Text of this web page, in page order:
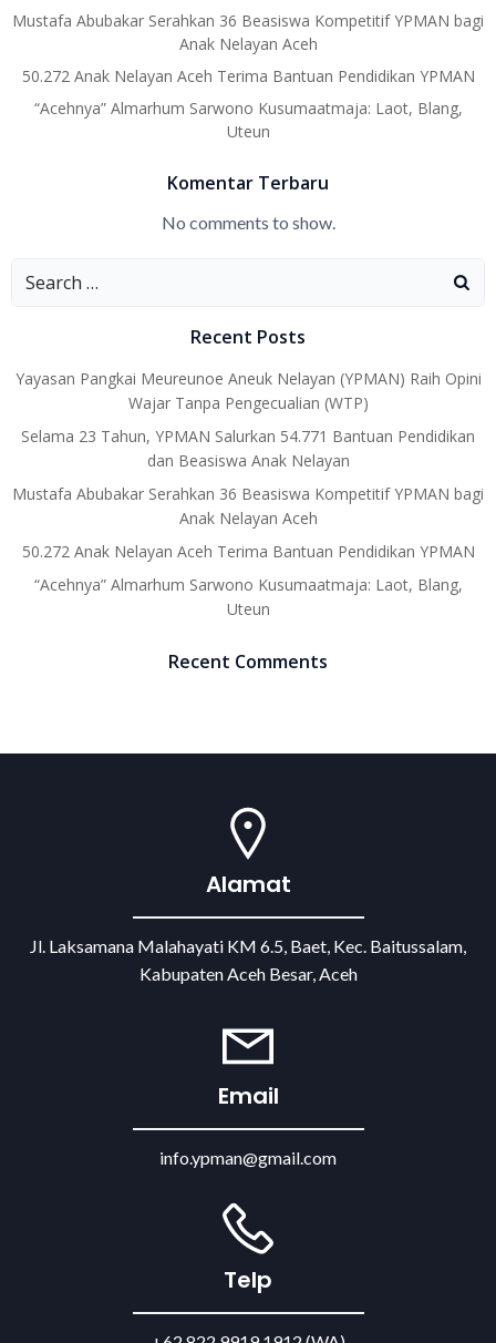
Mustafa Abubakar Serahkan 36 Beasiswa Kompetitif YPMAN bagi
Anak Nelayan Aceh
50.272 Anak Nelayan Aceh Terima Bantuan Pendidikan YPMAN
“Acehnya” Almarhum Sarwono Kusumaatmaja: Laot, Blang,
Uteun
Komentar Terbaru
No comments to show.
Search
Recent Posts
Yayasan Pangkai Meureunoe Aneuk Nelayan (YPMAN) Raih Opini
Wajar Tanpa Pengecualian (WTP)
Selama 23 Tahun, YPMAN Salurkan 54.771 Bantuan Pendidikan
dan Beasiswa Anak Nelayan
Mustafa Abubakar Serahkan 36 Beasiswa Kompetitif YPMAN bagi
Anak Nelayan Aceh
50.272 Anak Nelayan Aceh Terima Bantuan Pendidikan YPMAN
“Acehnya” Almarhum Sarwono Kusumaatmaja: Laot, Blang,
Uteun
Recent Comments
Alamat
Jl. Laksamana Malahayati KM 6.5, Baet, Kec. Baitussalam,
Kabupaten Aceh Besar, Aceh
Email
info.ypman@gmail.com
Telp